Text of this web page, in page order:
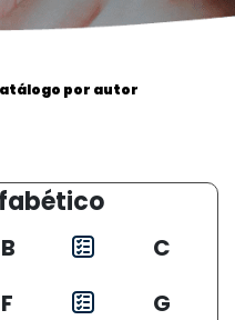
por autor
B
C
F
G